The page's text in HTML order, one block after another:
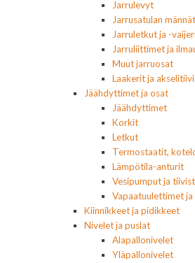
Jarrulevyt
Jarrusatulan männät
Jarruletkut ja -
Jarruliittimet ja
Muut jarruosat
Laakerit ja
Jäähdyttimet ja osat
Jäähdyttimet
Korkit
Letkut
Termostaatit,
Lämpötila-anturit
Vesipumput ja
Vapaatuulettimet
Kiinnikkeet ja pidikkeet
Nivelet ja puslat
Alapallonivelet
Yläpallonivelet